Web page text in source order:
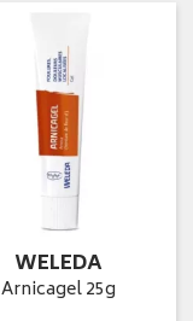
WELEDA
Arnicagel 25g